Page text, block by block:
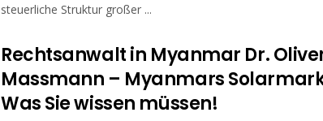
steuerliche Struktur großer ...
Rechtsanwalt in Myanmar Dr.
Massmann – Myanmars
Was Sie wissen müssen!